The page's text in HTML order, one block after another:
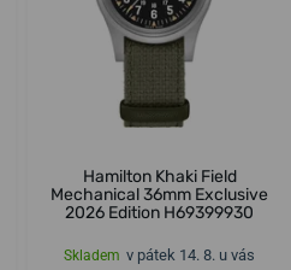
Hamilton Khaki Field
Mechanical 36mm Exclusive
2026 Edition H69399930
Skladem v pátek 14. 8. u vás